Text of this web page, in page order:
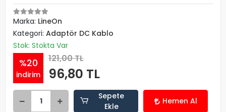
Marka: LineOn
Kategori: Adaptör DC Kablo
Stok: Stokta Var
%20
indirim
121,00 TL
96,80 TL
Sepete
Ekle
Hemen Al